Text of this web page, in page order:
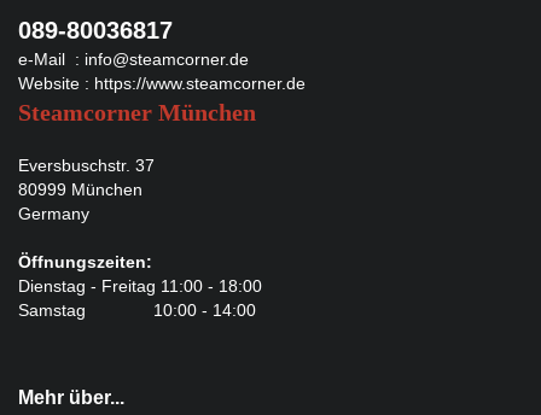
089-80036817
e-Mail : info@steamcorner.de
Website : https://www.steamcorner.de
Steamcorner München
Eversbuschstr. 37
80999 München
Germany
Öffnungszeiten:
Dienstag - Freitag 11:00 - 18:00
Samstag 10:00 - 14:00
Mehr über...